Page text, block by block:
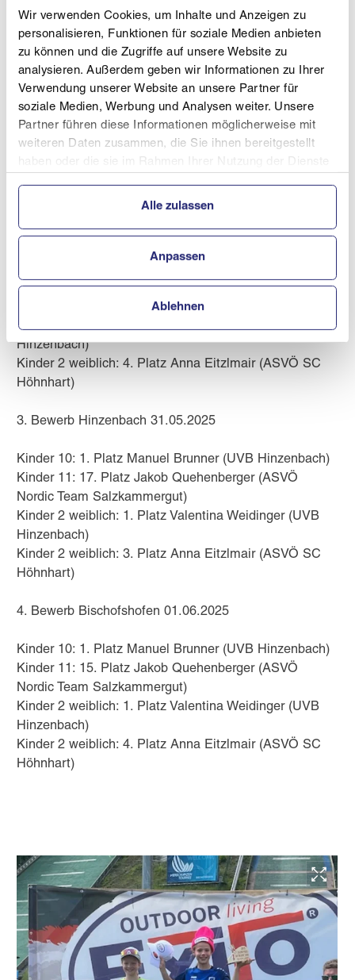
Wir verwenden Cookies, um Inhalte und Anzeigen zu
personalisieren, Funktionen für soziale Medien anbieten
zu können und die Zugriffe auf unsere Website zu
analysieren. Außerdem geben wir Informationen zu Ihrer
Verwendung unserer Website an unsere Partner für
soziale Medien, Werbung und Analysen weiter. Unsere
Partner führen diese Informationen möglicherweise mit
weiteren Daten zusammen, die Sie ihnen bereitgestellt
Alle zulassen
Anpassen
Ablehnen
Kinder 10: 5. Platz Manuel Brunner (UVB Hinzenbach
/ Sturz im ersten Durchgang)
Kinder 11: 16. Platz Jakob Quehenberger (ASVÖ
Nordic Team Salzkammergut)
Kinder 2 weiblich: 1. Platz Valentina Weidinger (UVB
Kinder 2 weiblich: 3. Platz Anna Eitzlmair (ASVÖ SC
Höhnhart)
2. Bewerb Reit im Winkel (Ersatztermin für
Berchtesgaden) 26.05.2025
Kinder 10: 6. Platz Manuel Brunner (UVB Hinzenbach
Kinder 11: 14. Platz Jakob Quehenberger (ASVÖ
Nordic Team Salzkammergut)
Kinder 2 weiblich: 1. Platz Valentina Weidinger (UVB
Hinzenbach)
Kinder 2 weiblich: 4. Platz Anna Eitzlmair (ASVÖ SC
Höhnhart)
3. Bewerb Hinzenbach 31.05.2025
Kinder 10: 1. Platz Manuel Brunner (UVB Hinzenbach)
Kinder 11: 17. Platz Jakob Quehenberger (ASVÖ
Nordic Team Salzkammergut)
Kinder 2 weiblich: 1. Platz Valentina Weidinger (UVB
Hinzenbach)
Kinder 2 weiblich: 3. Platz Anna Eitzlmair (ASVÖ SC
Höhnhart)
4. Bewerb Bischofshofen 01.06.2025
Kinder 10: 1. Platz Manuel Brunner (UVB Hinzenbach)
Kinder 11: 15. Platz Jakob Quehenberger (ASVÖ
Nordic Team Salzkammergut)
Kinder 2 weiblich: 1. Platz Valentina Weidinger (UVB
Hinzenbach)
Kinder 2 weiblich: 4. Platz Anna Eitzlmair (ASVÖ SC
Höhnhart)